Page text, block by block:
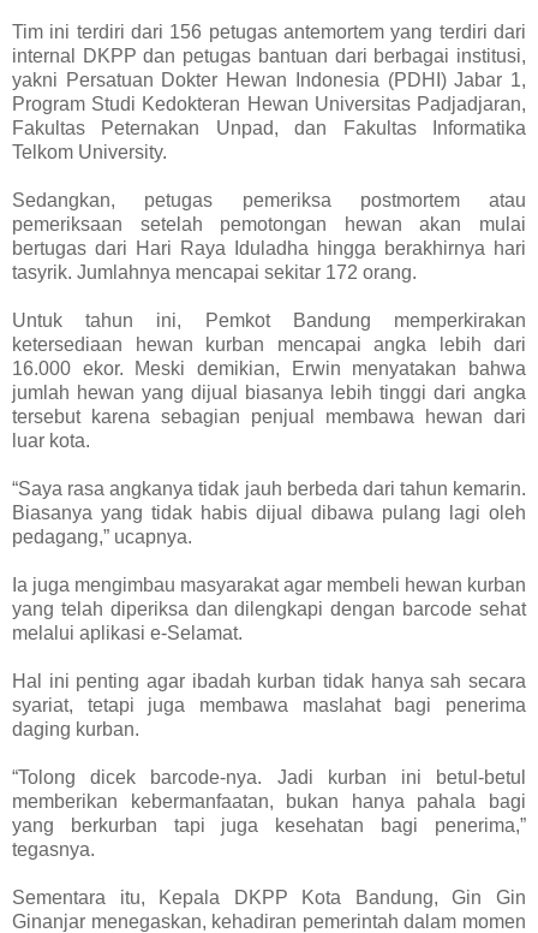
Tim ini terdiri dari 156 petugas antemortem yang terdiri dari
internal DKPP dan petugas bantuan dari berbagai institusi,
yakni Persatuan Dokter Hewan Indonesia (PDHI) Jabar 1,
Program Studi Kedokteran Hewan Universitas Padjadjaran,
Fakultas Peternakan Unpad, dan Fakultas Informatika
Telkom University.
Sedangkan, petugas pemeriksa postmortem atau
pemeriksaan setelah pemotongan hewan akan mulai
bertugas dari Hari Raya Iduladha hingga berakhirnya hari
tasyrik. Jumlahnya mencapai sekitar 172 orang.
Untuk tahun ini, Pemkot Bandung memperkirakan
ketersediaan hewan kurban mencapai angka lebih dari
16.000 ekor. Meski demikian, Erwin menyatakan bahwa
jumlah hewan yang dijual biasanya lebih tinggi dari angka
tersebut karena sebagian penjual membawa hewan dari
luar kota.
“Saya rasa angkanya tidak jauh berbeda dari tahun kemarin.
Biasanya yang tidak habis dijual dibawa pulang lagi oleh
pedagang,” ucapnya.
Ia juga mengimbau masyarakat agar membeli hewan kurban
yang telah diperiksa dan dilengkapi dengan barcode sehat
melalui aplikasi e-Selamat.
Hal ini penting agar ibadah kurban tidak hanya sah secara
syariat, tetapi juga membawa maslahat bagi penerima
daging kurban.
“Tolong dicek barcode-nya. Jadi kurban ini betul-betul
memberikan kebermanfaatan, bukan hanya pahala bagi
yang berkurban tapi juga kesehatan bagi penerima,”
tegasnya.
Sementara itu, Kepala DKPP Kota Bandung, Gin Gin
Ginanjar menegaskan, kehadiran pemerintah dalam momen